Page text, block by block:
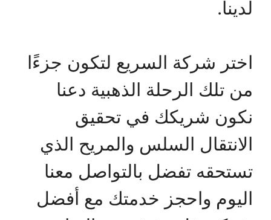
لدينا.
اختر شركة السريع لتكون جزءًا
من تلك الرحلة الذهبية دعنا
نكون شريكك في تحقيق
الانتقال السلس والمريح الذي
تستحقه تفضل بالتواصل معنا
اليوم واحجز خدمتك مع أفضل